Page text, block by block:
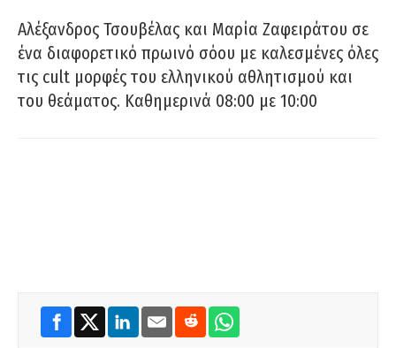
Αλέξανδρος Τσουβέλας και Μαρία Ζαφειράτου σε
ένα διαφορετικό πρωινό σόου με καλεσμένες όλες
τις cult μορφές του ελληνικού αθλητισμού και
του θεάματος. Καθημερινά 08:00 με 10:00